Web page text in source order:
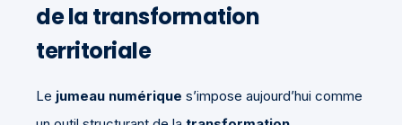
de la transformation
territoriale
Le jumeau numérique s’impose aujourd’hui comme